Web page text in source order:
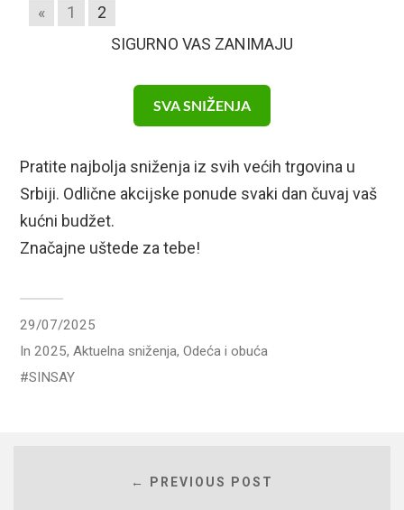
« 1
2
SIGURNO VAS ZANIMAJU
SVA SNIŽENJA
Pratite najbolja sniženja iz svih većih trgovina u
Srbiji. Odlične akcijske ponude svaki dan čuvaj vaš
kućni budžet.
Značajne uštede za tebe!
29/07/2025
In2025,Aktuelna sniženja,Odeća i obuća
SINSAY
← PREVIOUS POST